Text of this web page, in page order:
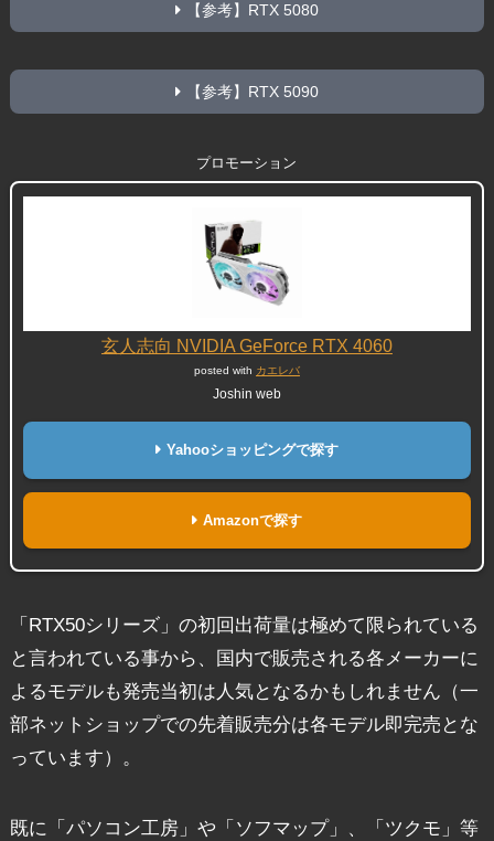
【参考】RTX 5080
【参考】RTX 5090
プロモーション
玄人志向 NVIDIA GeForce RTX 4060
posted with カエレバ
Joshin web
Yahooショッピングで探す
Amazonで探す
「RTX50シリーズ」の初回出荷量は極めて限られている
と言われている事から、国内で販売される各メーカーに
よるモデルも発売当初は人気となるかもしれません（一
部ネットショップでの先着販売分は各モデル即完売とな
っています）。
既に「パソコン工房」や「ソフマップ」、「ツクモ」等